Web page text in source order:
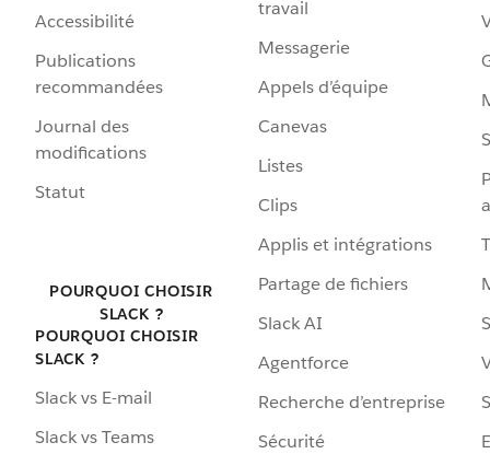
Accessibilité
Publications
recommandées
Journal des
modifications
Statut
POURQUOI CHOISIR
SLACK ?
POURQUOI CHOISIR
SLACK ?
Slack vs E-mail
Slack vs Teams
travail
Messagerie
Appels d’équipe
Canevas
Listes
Clips
Applis et intégrations
Partage de fichiers
Slack AI
Agentforce
Recherche d’entreprise
Sécurité